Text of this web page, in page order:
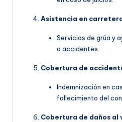
Asistencia en
Servicios de grúa y
o accidentes.
Cobertura de
Indemnización en
fallecimiento del
Cobertura de daños al